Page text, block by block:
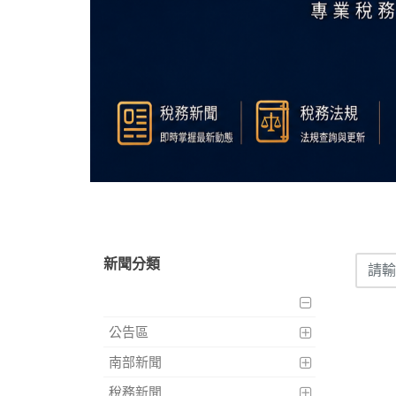
新聞分類
公告區
南部新聞
稅務新聞